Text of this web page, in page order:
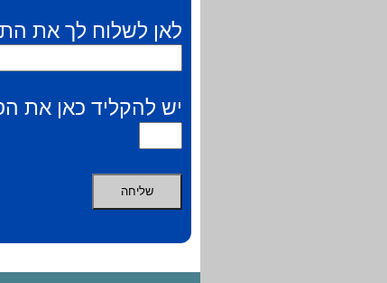
לאן לשלוח לך את
יש להקליד כאן את